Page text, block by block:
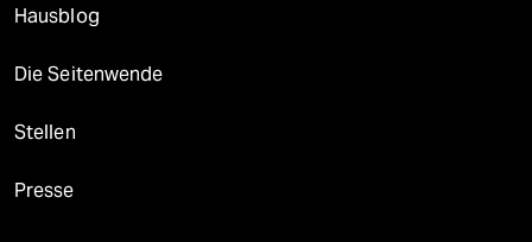
Hausblog
Die Seitenwende
Stellen
Presse